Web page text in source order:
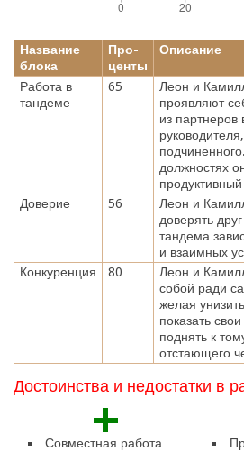
Название
блока
Про-
центы
Описание
Работа в
тандеме
65
Леон и
проявляют
из партнеров
должностях
Доверие
56
Леон и
доверять
тандема
и взаимных
Конкуренция
80
Леон и
собой ради
желая
показать
поднять к
отстающего
Достоинства и недостатки в
+
Совместная работа